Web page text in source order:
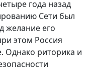
года назад
Сети был
желание его
этом Россия
Однако риторика и